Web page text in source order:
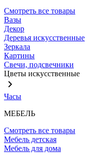
Смотреть все товары
Вазы
Декор
Деревья искусственные
Зеркала
Картины
Свечи, подсвечники
Цветы искусственные
Часы
МЕБЕЛЬ
Смотреть все товары
Мебель детская
Мебель для дома